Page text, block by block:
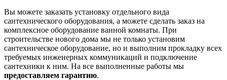
Вы можете заказать установку отдельного вида
сантехнического оборудования, а можете сделать заказ на
комплексное оборудование ванной комнаты. При
строительстве нового дома мы не только установим
сантехническое оборудование, но и выполним прокладку всех
требуемых инженерных коммуникаций и подключение
сантехники к ним. На все выполненные работы мы
предоставляем гарантию.